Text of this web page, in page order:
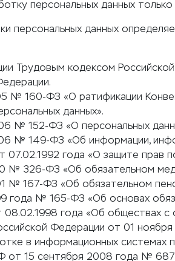
персональных данных
персональных данных
Трудовым кодексом
№ 160-ФЗ «О ратификации
данных».
№ 152-ФЗ «О персональных
№ 149-ФЗ «Об информации,
года «О защите прав
№ 326-ФЗ «Об обязательном
№ 167-ФЗ «Об обязательном
года № 165-ФЗ «Об основах
года «Об обществах с
Федерации от 01
в информационных системах
от 15 сентября 2008 года №